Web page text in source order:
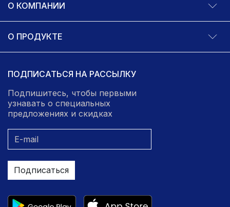
О КОМПАНИИ
О ПРОДУКТЕ
ПОДПИСАТЬСЯ НА РАССЫЛКУ
Подпишитесь, чтобы первыми
узнавать о специальных
предложениях и скидках
Подписаться